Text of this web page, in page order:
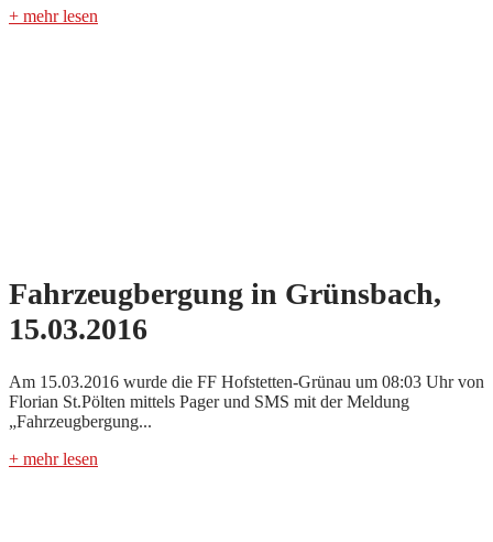
+ mehr lesen
Fahrzeugbergung in Grünsbach,
15.03.2016
Am 15.03.2016 wurde die FF Hofstetten-Grünau um 08:03 Uhr von
Florian St.Pölten mittels Pager und SMS mit der Meldung
„Fahrzeugbergung...
+ mehr lesen